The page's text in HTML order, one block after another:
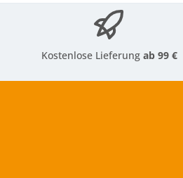
Kostenlose Lieferungab 99 €